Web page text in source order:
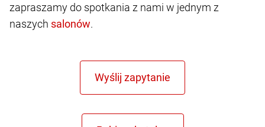
zapraszamy do spotkania z nami w jednym z
naszych
.